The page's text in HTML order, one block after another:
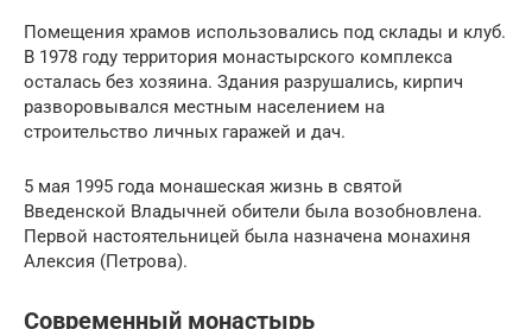
Помещения храмов использовались под склады и клуб.
В 1978 году территория монастырского комплекса
осталась без хозяина. Здания разрушались, кирпич
разворовывался местным населением на
строительство личных гаражей и дач.
5 мая 1995 года монашеская жизнь в святой
Введенской Владычней обители была возобновлена.
Первой настоятельницей была назначена монахиня
Алексия (Петрова).
Современный монастырь